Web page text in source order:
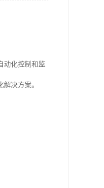
动化控制和监
决方案。